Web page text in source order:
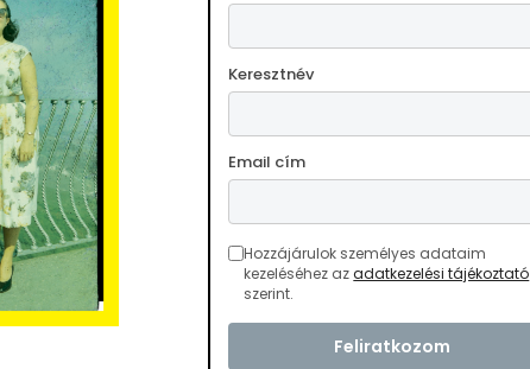
Keresztnév
Email cím
Hozzájárulok személyes adataim
kezeléséhez azadatkezelési tájékoztató
szerint.